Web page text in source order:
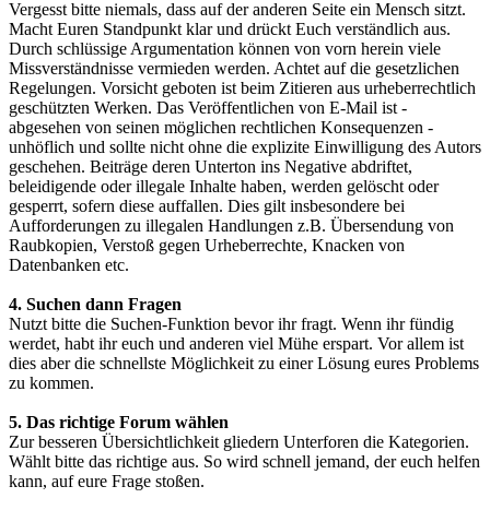
Vergesst bitte niemals, dass auf der anderen Seite ein Mensch sitzt.
Macht Euren Standpunkt klar und drückt Euch verständlich aus.
Durch schlüssige Argumentation können von vorn herein viele
Missverständnisse vermieden werden. Achtet auf die gesetzlichen
Regelungen. Vorsicht geboten ist beim Zitieren aus urheberrechtlich
geschützten Werken. Das Veröffentlichen von E-Mail ist -
abgesehen von seinen möglichen rechtlichen Konsequenzen -
unhöflich und sollte nicht ohne die explizite Einwilligung des Autors
geschehen. Beiträge deren Unterton ins Negative abdriftet,
beleidigende oder illegale Inhalte haben, werden gelöscht oder
gesperrt, sofern diese auffallen. Dies gilt insbesondere bei
Aufforderungen zu illegalen Handlungen z.B. Übersendung von
Raubkopien, Verstoß gegen Urheberrechte, Knacken von
Datenbanken etc.
4. Suchen dann Fragen
Nutzt bitte die Suchen-Funktion bevor ihr fragt. Wenn ihr fündig
werdet, habt ihr euch und anderen viel Mühe erspart. Vor allem ist
dies aber die schnellste Möglichkeit zu einer Lösung eures Problems
zu kommen.
5. Das richtige Forum wählen
Zur besseren Übersichtlichkeit gliedern Unterforen die Kategorien.
Wählt bitte das richtige aus. So wird schnell jemand, der euch helfen
kann, auf eure Frage stoßen.